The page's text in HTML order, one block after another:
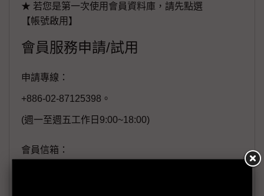
★ 若您是第一次使用會員資料庫，請先點選
【帳號啟用】
會員服務申請/試用
申請專線：
+886-02-87125398。
(週一至週五工作日9:00~18:00)
會員信箱：